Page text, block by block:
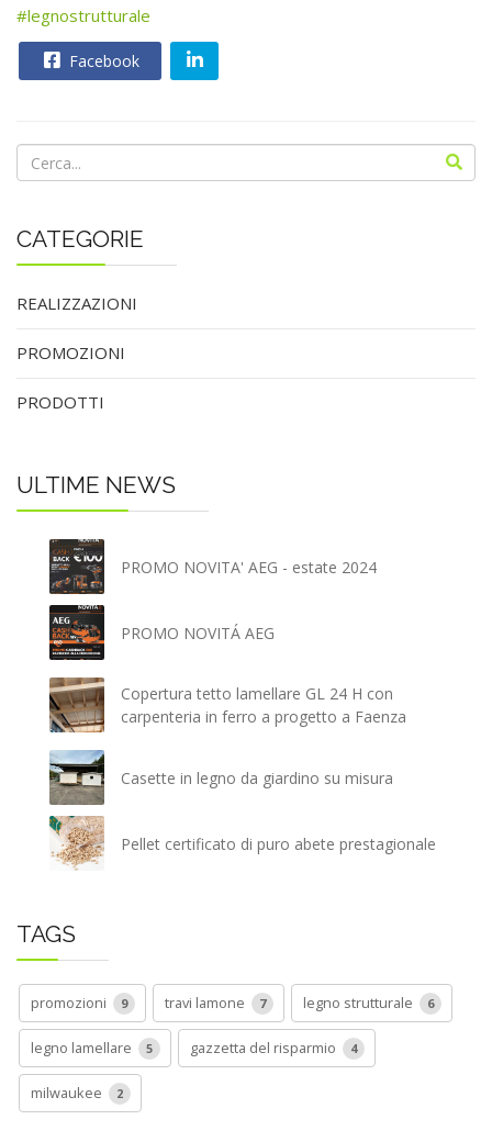
#legnostrutturale
Facebook
CATEGORIE
REALIZZAZIONI
PROMOZIONI
PRODOTTI
ULTIME NEWS
PROMO NOVITA' AEG - estate 2024
PROMO NOVITÁ AEG
Copertura tetto lamellare GL 24 H con
carpenteria in ferro a progetto a Faenza
Casette in legno da giardino su misura
Pellet certificato di puro abete prestagionale
TAGS
promozioni 9 travi lamone 7 legno strutturale 6
legno lamellare 5 gazzetta del risparmio 4
milwaukee 2